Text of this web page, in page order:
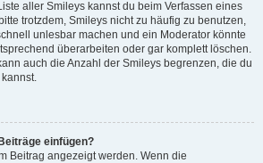
aller Smileys kannst du beim Verfassen eines
trotzdem, Smileys nicht zu häufig zu benutzen,
unlesbar machen und ein Moderator könnte
überarbeiten oder gar komplett löschen.
auch die Anzahl der Smileys begrenzen, die du
einfügen?
Beitrag angezeigt werden. Wenn die